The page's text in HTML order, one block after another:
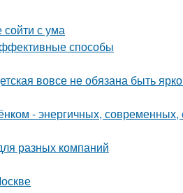
сойти с ума
способы
вовсе не обязана быть
- энергичных,
разных компаний